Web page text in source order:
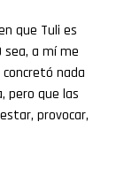
que Tuli es
sea, a mí me
nada
pero que las
provocar,